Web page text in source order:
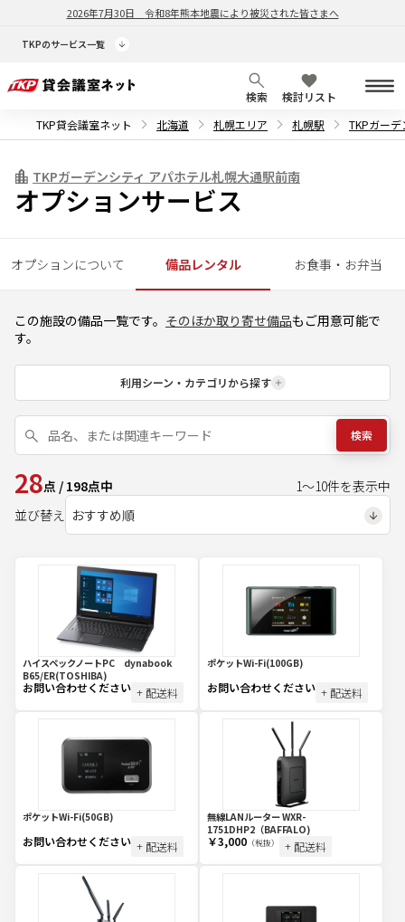
2026年7月30日 令和8年熊本地震により被災された皆さまへ
TKPのサービス一覧
検索
検討リスト
TKP貸会議室ネット
北海道 札幌エリア 札幌駅 TKPガー
TKPガーデンシティ アパホテル札幌大通駅前南
オプションサービス
オプションについて 備品レンタル お食事・お弁当
この施設の備品一覧です。 そのほか取り寄せ備品もご用意可能で
す。
利用シーン・カテゴリから探す
検索
28点 / 198点中 1～10件を表示中
並び替え
ハイスペックノートPC dynabook
B65/ER(TOSHIBA)
お問い合わせください + 配送料
ポケットWi-Fi(100GB)
お問い合わせください + 配送料
ポケットWi-Fi(50GB)
お問い合わせください + 配送料
無線LANルーター WXR-
1751DHP2（BAFFALO)
￥3,000（税抜） + 配送料